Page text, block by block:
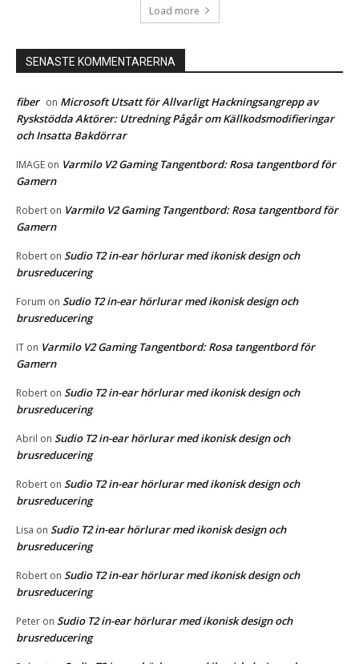
Load more
SENASTE KOMMENTARERNA
fiber on Microsoft Utsatt för Allvarligt Hackningsangrepp av
Ryskstödda Aktörer: Utredning Pågår om Källkodsmodifieringar
och Insatta Bakdörrar
IMAGE on Varmilo V2 Gaming Tangentbord: Rosa tangentbord för
Gamern
Robert on Varmilo V2 Gaming Tangentbord: Rosa tangentbord för
Gamern
Robert on Sudio T2 in-ear hörlurar med ikonisk design och
brusreducering
Forum on Sudio T2 in-ear hörlurar med ikonisk design och
brusreducering
IT on Varmilo V2 Gaming Tangentbord: Rosa tangentbord för
Gamern
Robert on Sudio T2 in-ear hörlurar med ikonisk design och
brusreducering
Abril on Sudio T2 in-ear hörlurar med ikonisk design och
brusreducering
Robert on Sudio T2 in-ear hörlurar med ikonisk design och
brusreducering
Lisa on Sudio T2 in-ear hörlurar med ikonisk design och
brusreducering
Robert on Sudio T2 in-ear hörlurar med ikonisk design och
brusreducering
Peter on Sudio T2 in-ear hörlurar med ikonisk design och
brusreducering